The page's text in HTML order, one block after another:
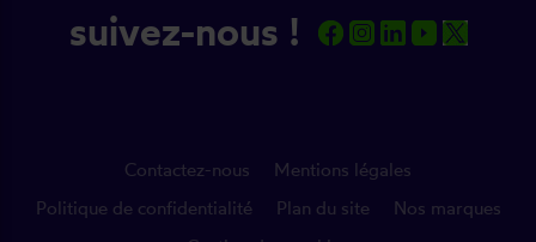
suivez-nous !
Contactez-nous
Mentions légales
Politique de confidentialité
Plan du site
Nos marques